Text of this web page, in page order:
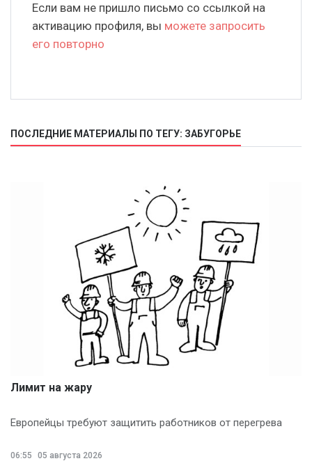
Если вам не пришло письмо со ссылкой на
активацию профиля, вы можете запросить
его повторно
ПОСЛЕДНИЕ МАТЕРИАЛЫ ПО ТЕГУ: ЗАБУГОРЬЕ
Лимит на жару
Европейцы требуют защитить работников от перегрева
06:55
05 августа 2026